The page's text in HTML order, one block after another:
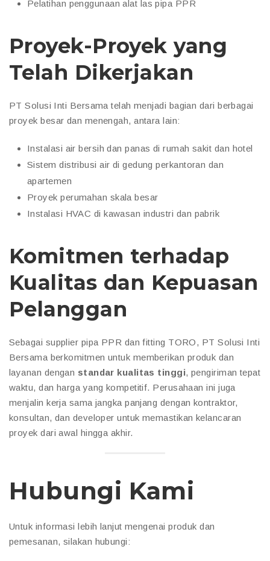
Pelatihan penggunaan alat las pipa PPR
Proyek-Proyek yang
Telah Dikerjakan
PT Solusi Inti Bersama telah menjadi bagian dari berbagai
proyek besar dan menengah, antara lain:
Instalasi air bersih dan panas di rumah sakit dan hotel
Sistem distribusi air di gedung perkantoran dan
apartemen
Proyek perumahan skala besar
Instalasi HVAC di kawasan industri dan pabrik
Komitmen terhadap
Kualitas dan Kepuasan
Pelanggan
Sebagai supplier pipa PPR dan fitting TORO, PT Solusi Inti
Bersama berkomitmen untuk memberikan produk dan
layanan dengan standar kualitas tinggi, pengiriman tepat
waktu, dan harga yang kompetitif. Perusahaan ini juga
menjalin kerja sama jangka panjang dengan kontraktor,
konsultan, dan developer untuk memastikan kelancaran
proyek dari awal hingga akhir.
Hubungi Kami
Untuk informasi lebih lanjut mengenai produk dan
pemesanan, silakan hubungi: